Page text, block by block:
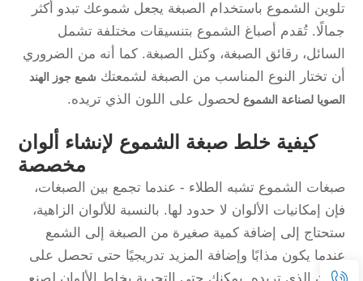
تلوين الشموع باستخدام الصبغة يجعل شموعك تبدو أكثر
جمالًا. تُقدم أصباغ الشموع بتنسيقات مختلفة تشمل
السائل، رقائق الصبغة، وكتل الصبغة. كما أنه من الضروري
أن تختار النوع المناسب من الصبغة لشمعتك شمع جوز الهند
الصويا لصناعة الشموع لحصول على اللون الذي تريده.
كيفية خلط صبغة الشموع لإنشاء ألوان
مخصصة
صبغات الشموع تشبه الطلاء - عندما تجمع بين الصبغات،
فإن إمكانيات الألوان لا حدود لها. بالنسبة للألوان الزاهية،
ستحتاج إلى إضافة كمية صغيرة من الصبغة إلى الشمع
عندما يكون مذابًا وإضافة المزيد تدريجيًا حتى تحصل على